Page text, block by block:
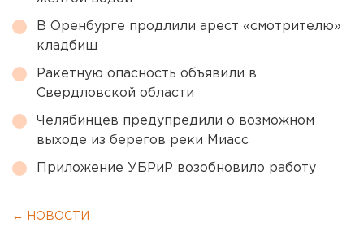
В Оренбурге продлили арест «смотрителю»
кладбищ
Ракетную опасность объявили в
Свердловской области
Челябинцев предупредили о возможном
выходе из берегов реки Миасс
Приложение УБРиР возобновило работу
← НОВОСТИ